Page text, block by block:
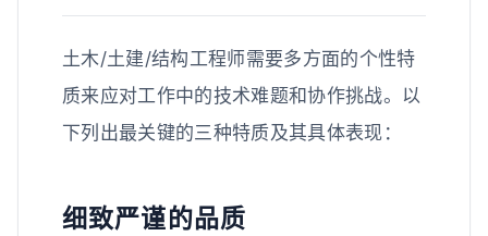
土木/土建/结构工程师需要多方面的个性特
质来应对工作中的技术难题和协作挑战。以
下列出最关键的三种特质及其具体表现：
细致严谨的品质